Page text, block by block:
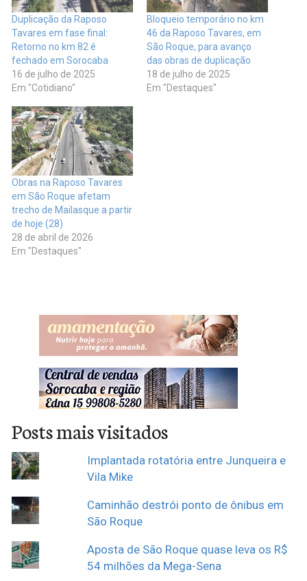
Duplicação da Raposo
Tavares em fase final:
Retorno no km 82 é
fechado em Sorocaba
16 de julho de 2025
Em "Cotidiano"
Bloqueio temporário no km
46 da Raposo Tavares, em
São Roque, para avanço
das obras de duplicação
18 de julho de 2025
Em "Destaques"
Obras na Raposo Tavares
em São Roque afetam
trecho de Mailasque a partir
de hoje (28)
28 de abril de 2026
Em "Destaques"
Posts mais visitados
Implantada rotatória entre Junqueira e
Vila Mike
Caminhão destrói ponto de ônibus em
São Roque
Aposta de São Roque quase leva os R$
54 milhões da Mega-Sena